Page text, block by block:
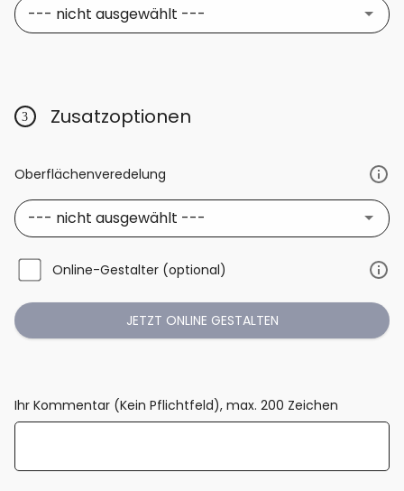
--- nicht ausgewählt ---
Zusatzoptionen
Oberflächenveredelung
--- nicht ausgewählt ---
Online-Gestalter (optional)
Ihr Kommentar (Kein Pflichtfeld), max. 200 Zeichen